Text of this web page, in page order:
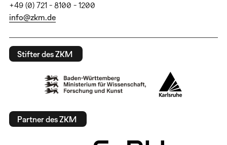
+49 (0) 721 - 8100 - 1200
info@zkm.de
Stifter des ZKM
Partner des ZKM